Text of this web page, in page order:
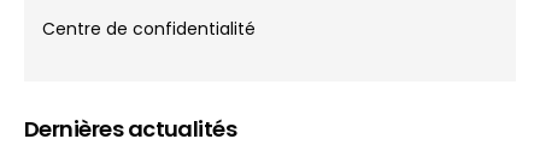
Centre de confidentialité
Dernières actualités